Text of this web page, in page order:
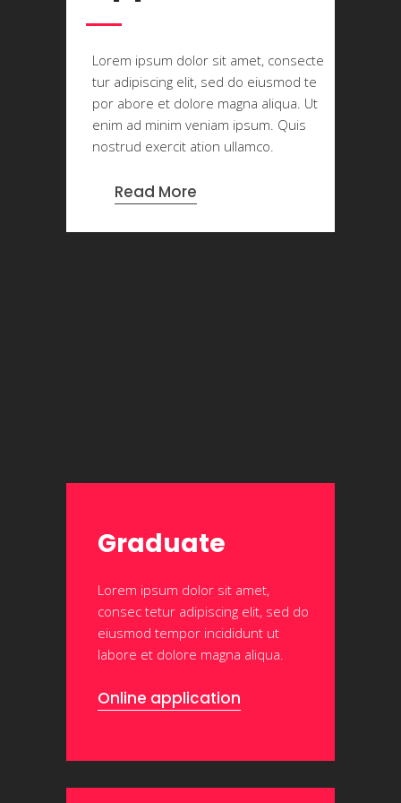
Lorem ipsum dolor sit amet, consecte
tur adipiscing elit, sed do eiusmod te
por abore et dolore magna aliqua. Ut
enim ad minim veniam ipsum. Quis
nostrud exercit ation ullamco.
Read More
Graduate
Lorem ipsum dolor sit amet,
consec tetur adipiscing elit, sed do
eiusmod tempor incididunt ut
labore et dolore magna aliqua.
Online application